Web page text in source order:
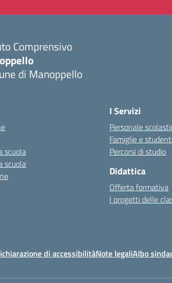
Comprensivo
di Manoppello
scuola
scuola
I Servizi
Personale
Famiglie e studenti
Percorsi di studio
Didattica
Offerta formativa
I progetti delle
di accessibilitàNote legaliAlbo